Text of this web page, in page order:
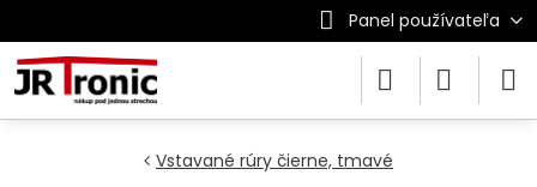
Panel používateľa
Vstavané rúry čierne, tmavé